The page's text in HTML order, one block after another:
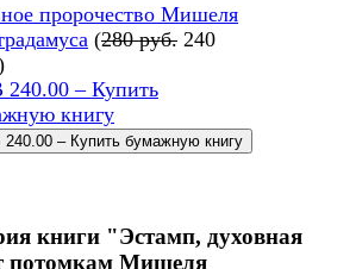
пророчество Мишеля
(280 руб. 240
240.00 – Купить
книгу
книги "Эстамп, духовная
потомкам Мишеля